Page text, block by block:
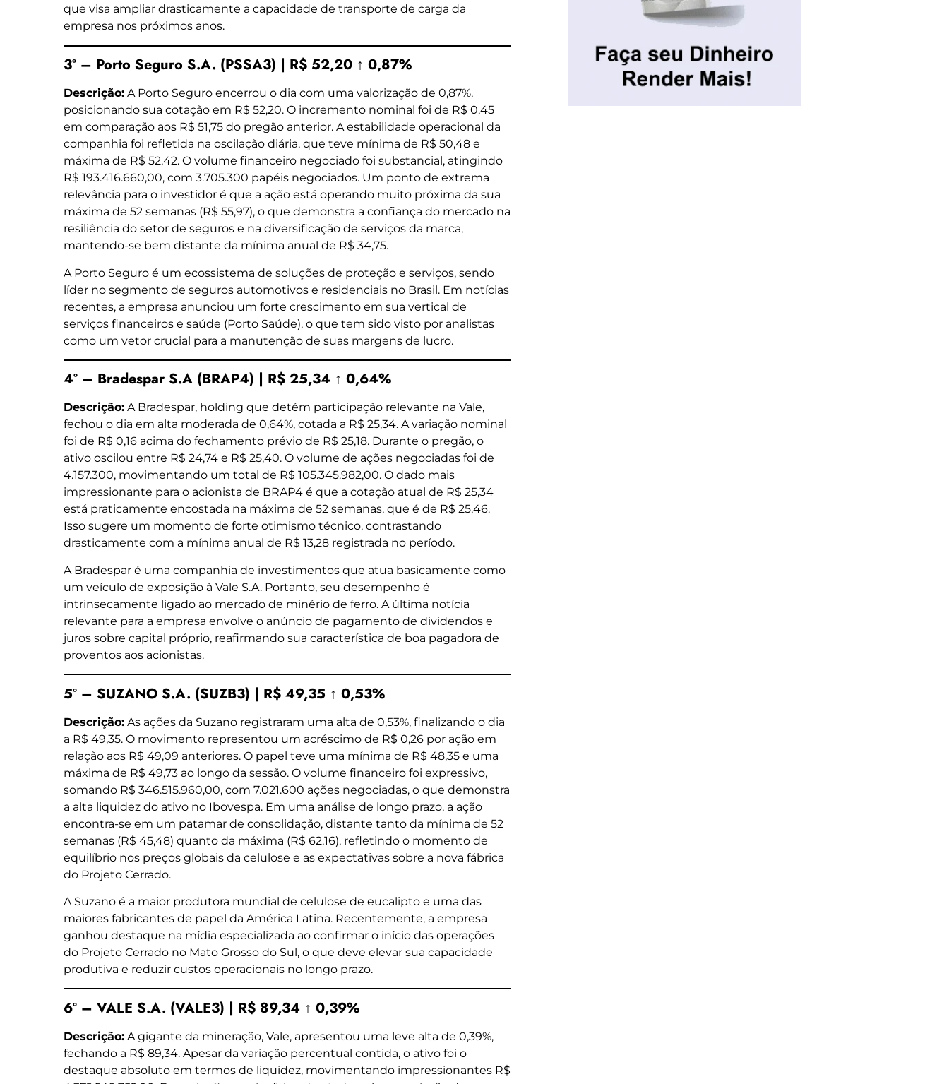
que visa ampliar drasticamente a capacidade de transporte de carga da
empresa nos próximos anos.
3º – Porto Seguro S.A. (PSSA3) | R$ 52,20 ↑ 0,87%
Descrição: A Porto Seguro encerrou o dia com uma valorização de 0,87%,
posicionando sua cotação em R$ 52,20. O incremento nominal foi de R$ 0,45
em comparação aos R$ 51,75 do pregão anterior. A estabilidade operacional da
companhia foi refletida na oscilação diária, que teve mínima de R$ 50,48 e
máxima de R$ 52,42. O volume financeiro negociado foi substancial, atingindo
R$ 193.416.660,00, com 3.705.300 papéis negociados. Um ponto de extrema
relevância para o investidor é que a ação está operando muito próxima da sua
máxima de 52 semanas (R$ 55,97), o que demonstra a confiança do mercado na
resiliência do setor de seguros e na diversificação de serviços da marca,
mantendo-se bem distante da mínima anual de R$ 34,75.
A Porto Seguro é um ecossistema de soluções de proteção e serviços, sendo
líder no segmento de seguros automotivos e residenciais no Brasil. Em notícias
recentes, a empresa anunciou um forte crescimento em sua vertical de
serviços financeiros e saúde (Porto Saúde), o que tem sido visto por analistas
como um vetor crucial para a manutenção de suas margens de lucro.
4º – Bradespar S.A (BRAP4) | R$ 25,34 ↑ 0,64%
Descrição: A Bradespar, holding que detém participação relevante na Vale,
fechou o dia em alta moderada de 0,64%, cotada a R$ 25,34. A variação nominal
foi de R$ 0,16 acima do fechamento prévio de R$ 25,18. Durante o pregão, o
ativo oscilou entre R$ 24,74 e R$ 25,40. O volume de ações negociadas foi de
4.157.300, movimentando um total de R$ 105.345.982,00. O dado mais
impressionante para o acionista de BRAP4 é que a cotação atual de R$ 25,34
está praticamente encostada na máxima de 52 semanas, que é de R$ 25,46.
Isso sugere um momento de forte otimismo técnico, contrastando
drasticamente com a mínima anual de R$ 13,28 registrada no período.
A Bradespar é uma companhia de investimentos que atua basicamente como
um veículo de exposição à Vale S.A. Portanto, seu desempenho é
intrinsecamente ligado ao mercado de minério de ferro. A última notícia
relevante para a empresa envolve o anúncio de pagamento de dividendos e
juros sobre capital próprio, reafirmando sua característica de boa pagadora de
proventos aos acionistas.
5º – SUZANO S.A. (SUZB3) | R$ 49,35 ↑ 0,53%
Descrição: As ações da Suzano registraram uma alta de 0,53%, finalizando o dia
a R$ 49,35. O movimento representou um acréscimo de R$ 0,26 por ação em
relação aos R$ 49,09 anteriores. O papel teve uma mínima de R$ 48,35 e uma
máxima de R$ 49,73 ao longo da sessão. O volume financeiro foi expressivo,
somando R$ 346.515.960,00, com 7.021.600 ações negociadas, o que demonstra
a alta liquidez do ativo no Ibovespa. Em uma análise de longo prazo, a ação
encontra-se em um patamar de consolidação, distante tanto da mínima de 52
semanas (R$ 45,48) quanto da máxima (R$ 62,16), refletindo o momento de
equilíbrio nos preços globais da celulose e as expectativas sobre a nova fábrica
do Projeto Cerrado.
A Suzano é a maior produtora mundial de celulose de eucalipto e uma das
maiores fabricantes de papel da América Latina. Recentemente, a empresa
ganhou destaque na mídia especializada ao confirmar o início das operações
do Projeto Cerrado no Mato Grosso do Sul, o que deve elevar sua capacidade
produtiva e reduzir custos operacionais no longo prazo.
6º – VALE S.A. (VALE3) | R$ 89,34 ↑ 0,39%
Descrição: A gigante da mineração, Vale, apresentou uma leve alta de 0,39%,
fechando a R$ 89,34. Apesar da variação percentual contida, o ativo foi o
destaque absoluto em termos de liquidez, movimentando impressionantes R$